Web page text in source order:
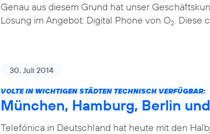
Genau aus diesem Grund hat unser
Lösung im Angebot: Digital Phone von O2. Diese
30. Juli 2014
VOLTE IN WICHTIGEN STÄDTEN TECHNISCH VERFÜGBAR:
München, Hamburg, Berlin
Telefónica in Deutschland hat heute mit den